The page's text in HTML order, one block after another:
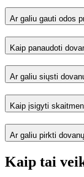
Ar galiu gauti odos
Kaip panaudoti
Ar galiu siųsti
Kaip įsigyti
Ar galiu pirkti
Kaip tai